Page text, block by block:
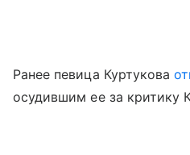
Ранее певица Куртукова
осудившим ее за критику